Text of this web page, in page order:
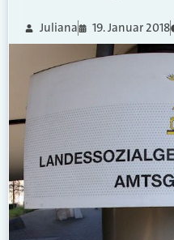
Juliana 19. Januar 2018